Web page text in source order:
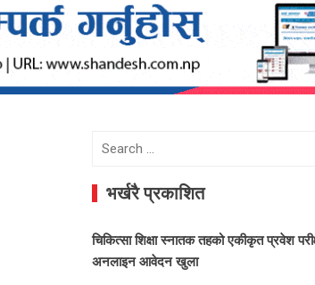
Search
भर्खरै प्रकाशित
चिकित्सा शिक्षा स्नातक तहको एकीकृत प्रवेश
अनलाइन आवेदन खुला